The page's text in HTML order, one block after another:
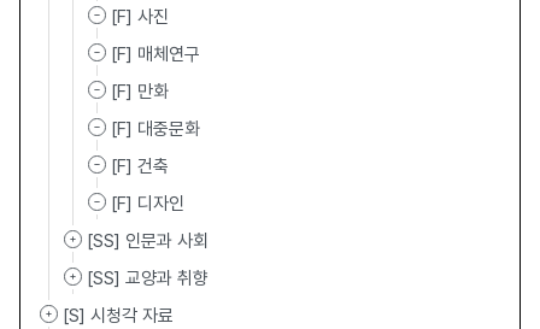
[F] 사진
[F] 매체연구
[F] 만화
[F] 대중문화
[F] 건축
[F] 디자인
[SS] 인문과 사회
[SS] 교양과 취향
[S] 시청각 자료